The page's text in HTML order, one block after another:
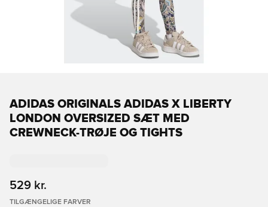
ADIDAS ORIGINALS ADIDAS X LIBERTY
LONDON OVERSIZED SÆT MED
CREWNECK-TRØJE OG TIGHTS
529 kr.
TILGÆNGELIGE FARVER